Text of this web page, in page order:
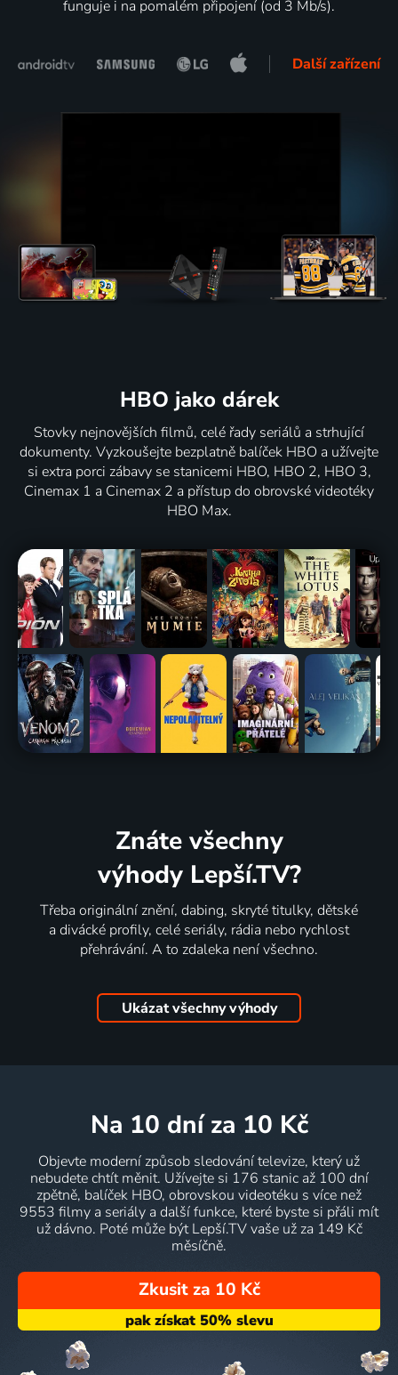
funguje i na pomalém připojení (od 3 Mb/s).
Další zařízení
HBO jako dárek
Stovky nejnovějších filmů, celé řady seriálů a strhující
dokumenty. Vyzkoušejte bezplatně balíček HBO a užívejte
si extra porci zábavy se stanicemi HBO, HBO 2, HBO 3,
Cinemax 1 a Cinemax 2 a přístup do obrovské videotéky
HBO Max.
Znáte všechny
výhody Lepší.TV?
Třeba originální znění, dabing, skryté titulky, dětské
a divácké profily, celé seriály, rádia nebo rychlost
přehrávání. A to zdaleka není všechno.
Ukázat všechny výhody
na 10 dní za 10 Kč
Objevte moderní způsob sledování televize, který už
nebudete chtít měnit. Užívejte si 176 stanic až 100 dní
zpětně, balíček HBO, obrovskou videotéku s více než
9553 filmy a seriály a další funkce, které byste si přáli mít
už dávno. Poté může být Lepší.TV vaše už za 149 Kč
měsíčně.
Zkusit za 10 Kč